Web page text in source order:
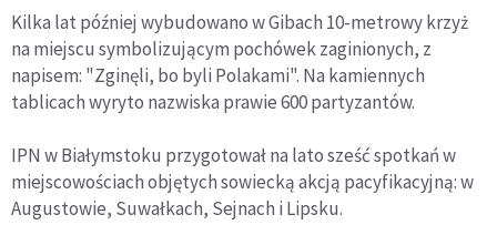
Kilka lat później wybudowano w Gibach 10-metrowy krzyż
na miejscu symbolizującym pochówek zaginionych, z
napisem: "Zginęli, bo byli Polakami". Na kamiennych
tablicach wyryto nazwiska prawie 600 partyzantów.
IPN w Białymstoku przygotował na lato sześć spotkań w
miejscowościach objętych sowiecką akcją pacyfikacyjną: w
Augustowie, Suwałkach, Sejnach i Lipsku.